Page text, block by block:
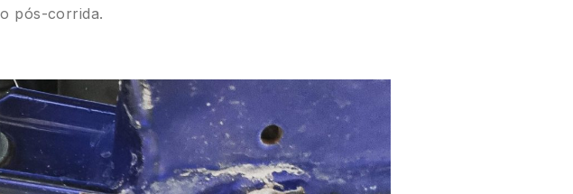
pós-corrida.